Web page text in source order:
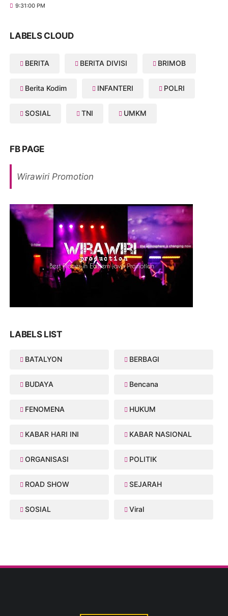
9:31:00 PM
LABELS CLOUD
BERITA BERITA DIVISI BRIMOB
Berita Kodim INFANTERI POLRI
SOSIAL TNI UMKM
FB PAGE
Wirawiri Promotion
LABELS LIST
BATALYON BERBAGI
BUDAYA Bencana
FENOMENA HUKUM
KABAR HARI INI KABAR NASIONAL
ORGANISASI POLITIK
ROAD SHOW SEJARAH
SOSIAL Viral